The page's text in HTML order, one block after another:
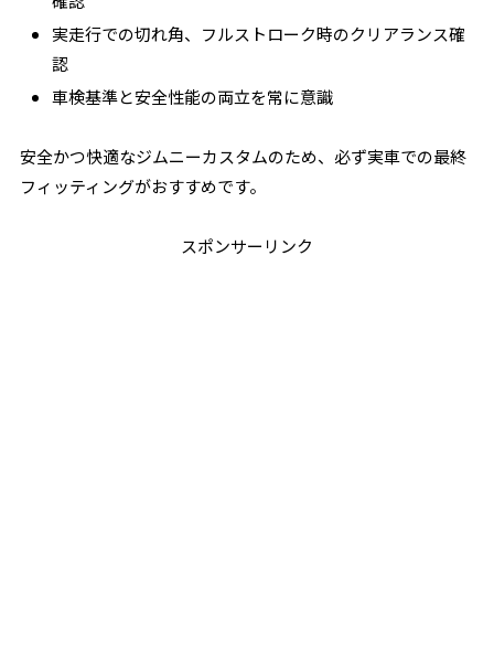
実走行での切れ角、フルストローク時のクリアランス確
認
車検基準と安全性能の両立を常に意識
安全かつ快適なジムニーカスタムのため、必ず実車での最終
フィッティングがおすすめです。
スポンサーリンク